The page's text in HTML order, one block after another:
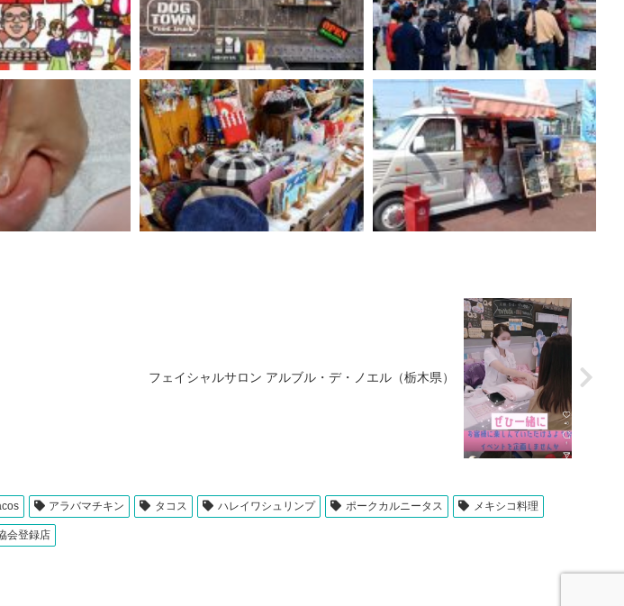
フェイシャルサロン アルブル・デ・ノエル（栃木県）
アラバマチキン タコス ハレイワシュリンプ ポークカルニータス メキシコ料理
会登録店